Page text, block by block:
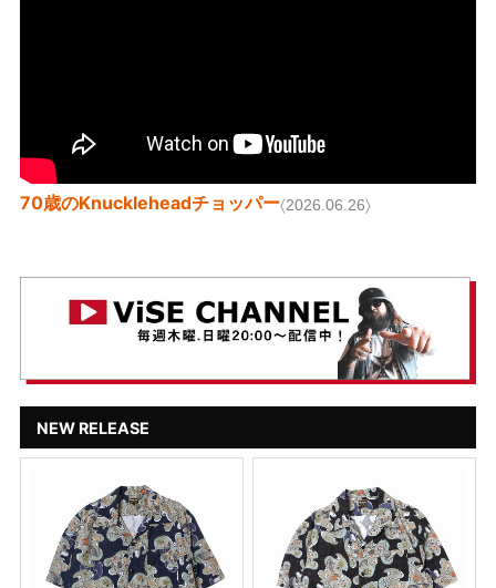
70歳のKnuckleheadチョッパー〈2026.06.26〉
NEW RELEASE